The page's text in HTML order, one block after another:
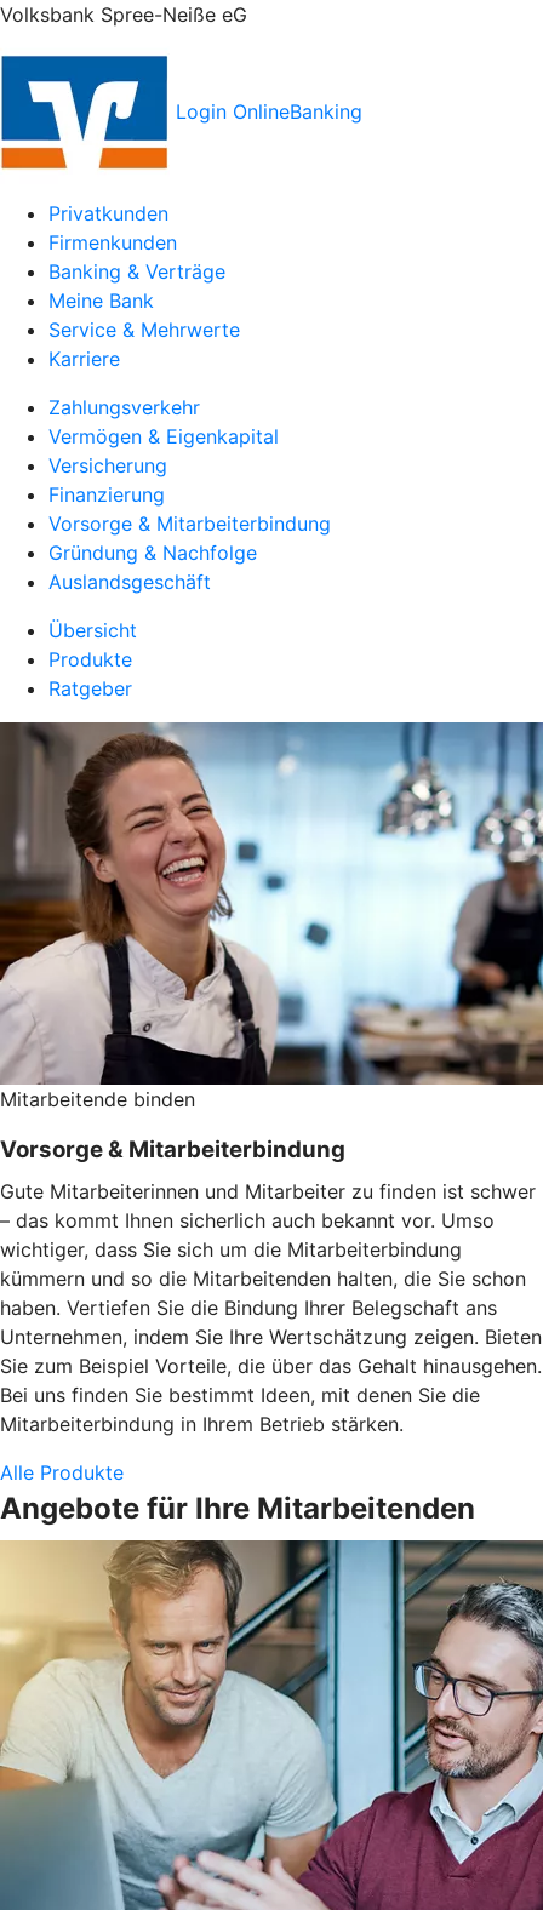
Volksbank Spree-Neiße eG
Login OnlineBanking
Privatkunden
Firmenkunden
Banking & Verträge
Meine Bank
Service & Mehrwerte
Karriere
Zahlungsverkehr
Vermögen & Eigenkapital
Versicherung
Finanzierung
Vorsorge & Mitarbeiterbindung
Gründung & Nachfolge
Auslandsgeschäft
Übersicht
Produkte
Ratgeber
Mitarbeitende binden
Vorsorge & Mitarbeiterbindung
Gute Mitarbeiterinnen und Mitarbeiter zu finden ist schwer
– das kommt Ihnen sicherlich auch bekannt vor. Umso
wichtiger, dass Sie sich um die Mitarbeiterbindung
kümmern und so die Mitarbeitenden halten, die Sie schon
haben. Vertiefen Sie die Bindung Ihrer Belegschaft ans
Unternehmen, indem Sie Ihre Wertschätzung zeigen. Bieten
Sie zum Beispiel Vorteile, die über das Gehalt hinausgehen.
Bei uns finden Sie bestimmt Ideen, mit denen Sie die
Mitarbeiterbindung in Ihrem Betrieb stärken.
Alle Produkte
Angebote für Ihre Mitarbeitenden